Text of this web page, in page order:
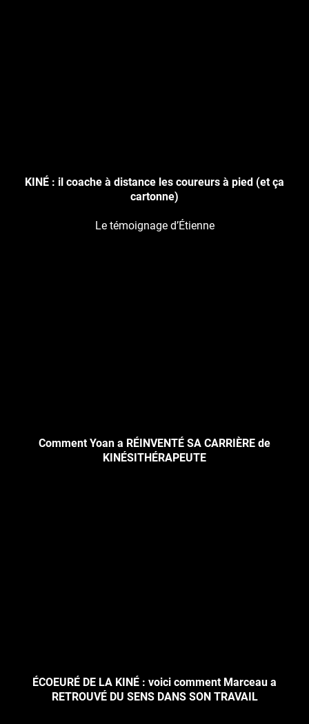
KINÉ : il coache à distance les coureurs à pied (et ça
cartonne)
Le témoignage d’Étienne
Comment Yoan a RÉINVENTÉ SA CARRIÈRE de
KINÉSITHÉRAPEUTE
ÉCOEURÉ DE LA KINÉ : voici comment Marceau a
RETROUVÉ DU SENS DANS SON TRAVAIL